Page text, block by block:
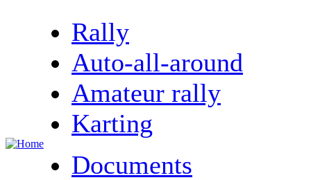
Rally
Auto-all-around
Amateur rally
Karting
Documents